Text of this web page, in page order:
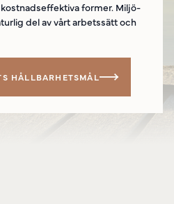
former. Miljö-
del av vårt arbetssätt och
HÅLLBARHETSMÅL